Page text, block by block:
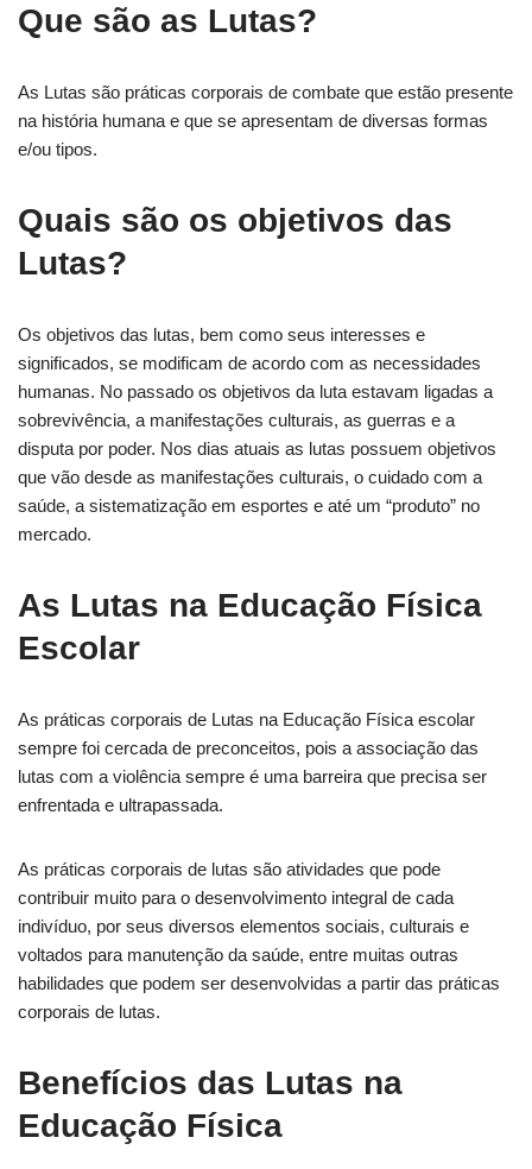
Que são as Lutas?
As Lutas são práticas corporais de combate que estão presente
na história humana e que se apresentam de diversas formas
e/ou tipos.
Quais são os objetivos das
Lutas?
Os objetivos das lutas, bem como seus interesses e
significados, se modificam de acordo com as necessidades
humanas. No passado os objetivos da luta estavam ligadas a
sobrevivência, a manifestações culturais, as guerras e a
disputa por poder. Nos dias atuais as lutas possuem objetivos
que vão desde as manifestações culturais, o cuidado com a
saúde, a sistematização em esportes e até um “produto” no
mercado.
As Lutas na Educação Física
Escolar
As práticas corporais de Lutas na Educação Física escolar
sempre foi cercada de preconceitos, pois a associação das
lutas com a violência sempre é uma barreira que precisa ser
enfrentada e ultrapassada.
As práticas corporais de lutas são atividades que pode
contribuir muito para o desenvolvimento integral de cada
indivíduo, por seus diversos elementos sociais, culturais e
voltados para manutenção da saúde, entre muitas outras
habilidades que podem ser desenvolvidas a partir das práticas
corporais de lutas.
Benefícios das Lutas na
Educação Física